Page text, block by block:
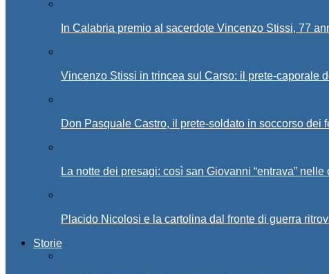
In Calabria premio al sacerdote Vincenzo Stissi, 77
Vincenzo Stissi in trincea sul Carso: il prete-caporale
Don Pasquale Castro, il prete-soldato in soccorso dei
La notte dei presagi: così san Giovanni “entrava”
Placido Nicolosi e la cartolina dal fronte di guerra
Storie